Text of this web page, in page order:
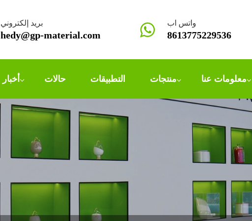
واتس اب
8613775229536
بريد إلكتروني
hedy@gp-material.com
معلومات عنا منتجات التطبيقات حالات أخبار